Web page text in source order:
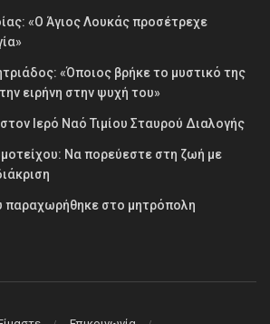
«Ο Άγιος Λουκάς προσέτρεχε
«Όποιος βρήκε το μυστικό της
ειρήνη στην ψυχή του»
Ιερό Ναό Τιμίου Σταυρού Διαλογής
Να πορεύεστε στη ζωή με
παραχωρήθηκε στο μητρόπολη